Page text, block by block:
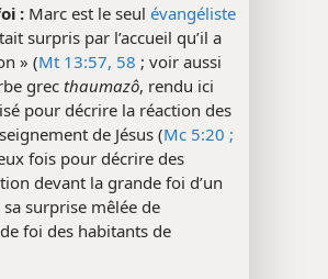
: Marc est le seul évangéliste
surpris par l’accueil qu’il a
» (Mt 13:57, 58 ; voir aussi
grecthaumazô, rendu ici
pour décrire la réaction des
de Jésus (Mc 5:20 ;
fois pour décrire des
devant la grande foi d’un
sa surprise mêlée de
foi des habitants de